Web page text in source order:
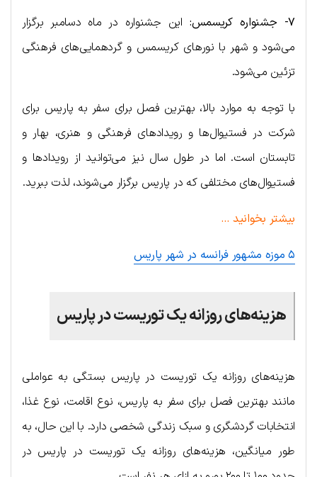
۷- جشنواره کریسمس:
این جشنواره در ماه دسامبر برگزار
می‌شود و شهر با نورهای کریسمس و گردهمایی‌های فرهنگی
تزئین می‌شود.
با توجه به موارد بالا، بهترین فصل برای سفر به پاریس برای
شرکت در فستیوال‌ها و رویدادهای فرهنگی و هنری، بهار و
تابستان است. اما در طول سال نیز می‌توانید از رویدادها و
فستیوال‌های مختلفی که در پاریس برگزار می‌شوند، لذت ببرید.
بیشتر بخوانید …
۵ موزه مشهور فرانسه در شهر پاریس
هزینه‌های روزانه یک توریست در پاریس
هزینه‌های روزانه یک توریست در پاریس بستگی به عواملی
مانند بهترین فصل برای سفر به پاریس، نوع اقامت، نوع غذا،
انتخابات گردشگری و سبک زندگی شخصی دارد. با این حال، به
طور میانگین، هزینه‌های روزانه یک توریست در پاریس در